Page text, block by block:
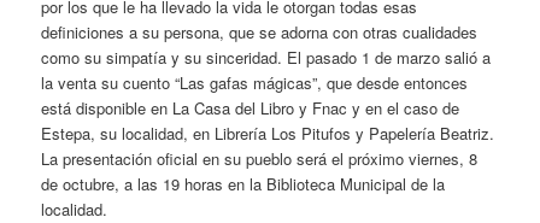
por los que le ha llevado la vida le otorgan todas esas
definiciones a su persona, que se adorna con otras cualidades
como su simpatía y su sinceridad. El pasado 1 de marzo salió a
la venta su cuento “Las gafas mágicas”, que desde entonces
está disponible en La Casa del Libro y Fnac y en el caso de
Estepa, su localidad, en Librería Los Pitufos y Papelería Beatriz.
La presentación oficial en su pueblo será el próximo viernes, 8
de octubre, a las 19 horas en la Biblioteca Municipal de la
localidad.